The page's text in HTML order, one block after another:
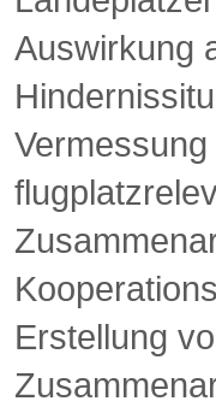
Auswirkung
Erstellung